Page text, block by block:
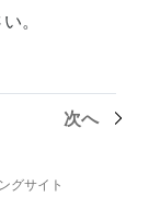
。
次へ
グサイト